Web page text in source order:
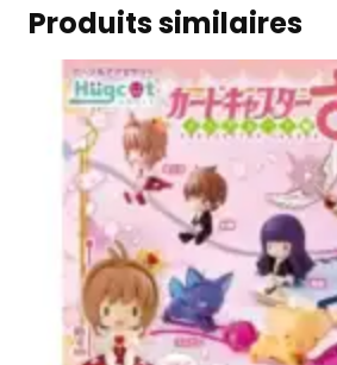
Produits similaires